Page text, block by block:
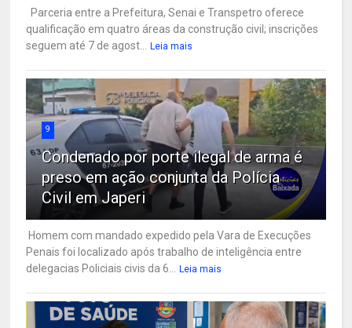
Parceria entre a Prefeitura, Senai e Transpetro oferece
qualificação em quatro áreas da construção civil; inscrições
seguem até 7 de agost...
Leia mais
9
Condenado por porte ilegal de arma é
preso em ação conjunta da Polícia
Civil em Japeri
Homem com mandado expedido pela Vara de Execuções
Penais foi localizado após trabalho de inteligência entre
delegacias Policiais civis da 6...
Leia mais